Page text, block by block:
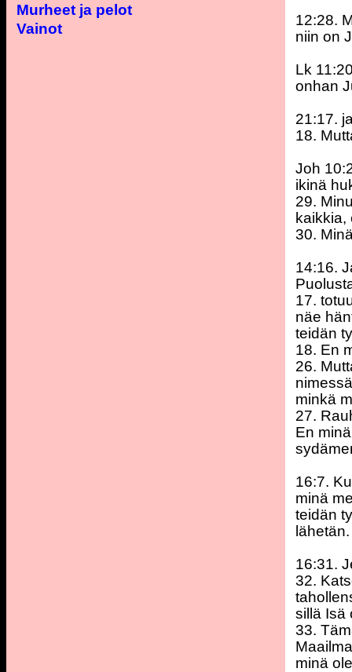
Murheet ja pelot
Vainot
12:28.
niin on
Lk
onhan
21:17.
18.
Joh
ikinä
29.
30.
14:16.
17.
näe
teidän
18. En
26.
minkä
27.
En
16:7.
minä
teidän
lähetän.
16:31.
32.
sillä Isä
33.
minä